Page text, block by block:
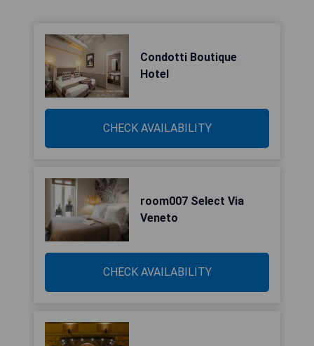
Condotti Boutique
Hotel
CHECK AVAILABILITY
room007 Select Via
Veneto
CHECK AVAILABILITY